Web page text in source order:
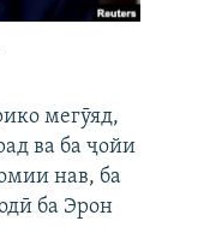
мегӯяд,
ва ба ҷойи
нав, ба
ба Эрон